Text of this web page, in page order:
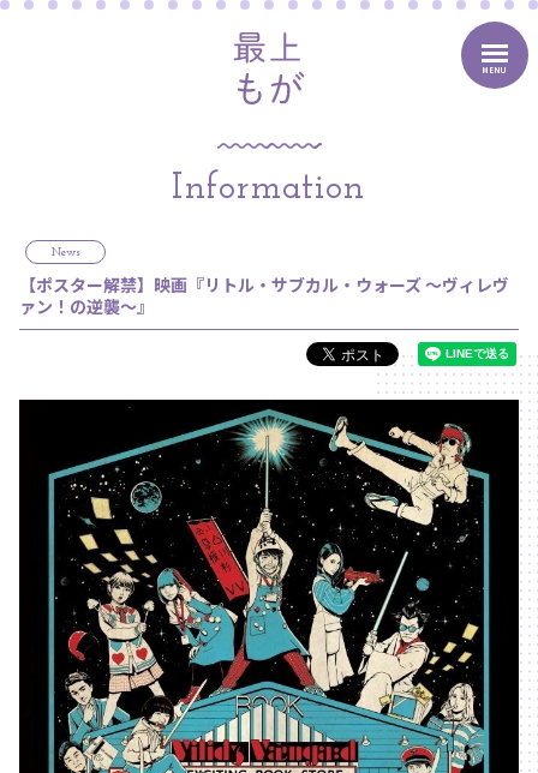
MENU
Information
News
【ポスター解禁】映画『リトル・サブカル・ウォーズ 〜ヴィレヴ
ァン！の逆襲〜』